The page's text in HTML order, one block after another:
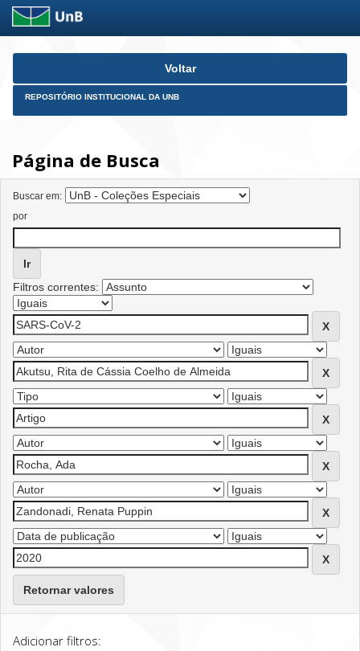
Skip
Voltar
REPOSITÓRIO INSTITUCIONAL DA UNB
Página de Busca
Buscar em:
por
Filtros correntes:
Retornar valores
Adicionar filtros: